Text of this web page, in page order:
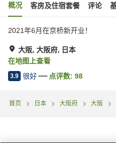
概况 客房及住宿套餐 评论
2021年6月在京桥新开业！
大阪, 大阪府, 日本
在地图上查看
3.9 很好 点评数: 98
首页 日本 大阪府 大阪